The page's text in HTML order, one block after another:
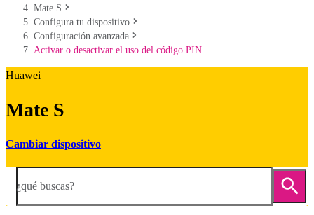
Mate S
Configura tu dispositivo
Configuración avanzada
Activar o desactivar el uso del código PIN
Huawei
Mate S
Cambiar dispositivo
¿qué buscas?